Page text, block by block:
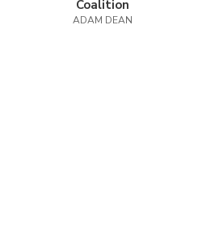
Coalition
ADAM DEAN